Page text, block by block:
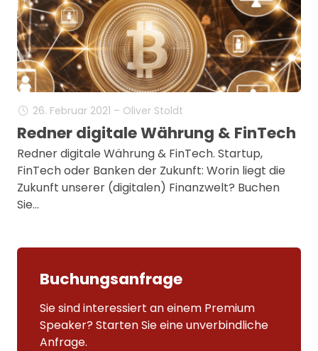
26. Februar 2021 – Oliver Stoldt
Redner digitale Währung & FinTech
Redner digitale Währung & FinTech. Startup,
FinTech oder Banken der Zukunft: Worin liegt die
Zukunft unserer (digitalen) Finanzwelt? Buchen
Sie…
Buchungsanfrage
Sie sind interessiert an einem Premium
Speaker? Starten Sie eine unverbindliche
Anfrage.